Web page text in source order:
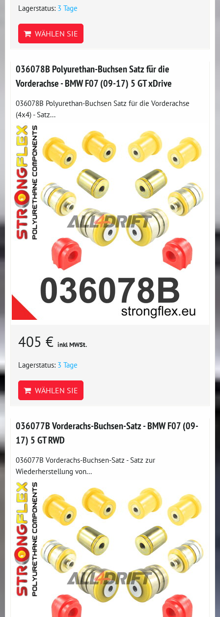
Lagerstatus: 3 Tage
WÄHLEN SIE
036078B Polyurethan-Buchsen Satz für die
Vorderachse - BMW F07 (09-17) 5 GT xDrive
036078B Polyurethan-Buchsen Satz für die Vorderachse
(4x4) - Satz...
405 € inkl MWSt.
Lagerstatus: 3 Tage
WÄHLEN SIE
036077B Vorderachs-Buchsen-Satz - BMW F07 (09-
17) 5 GT RWD
036077B Vorderachs-Buchsen-Satz - Satz zur
Wiederherstellung von...